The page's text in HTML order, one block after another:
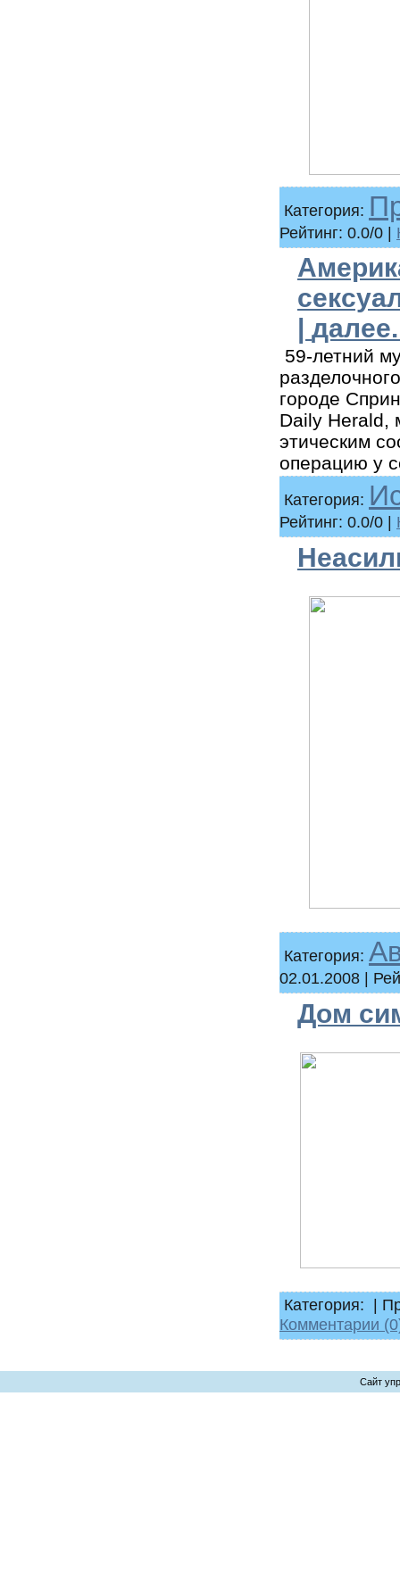
Категория:
Рейтинг: 0.0/0 |
59-летний
городе
Daily Herald,
этическим
операцию у
Категория:
Рейтинг: 0.0/0 |
Категория:
02.01.2008|
Дом
Категория: |
Комментарии
Сайт